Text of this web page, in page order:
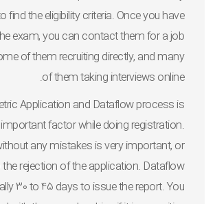
find the eligibility criteria. Once you have
exam, you can contact them for a job
of them recruiting directly, and many
of them taking interviews online.
Application and Dataflow process is
factor while doing registration.
any mistakes is very important, or
the rejection of the application. Dataflow
30 to 45 days to issue the report. You